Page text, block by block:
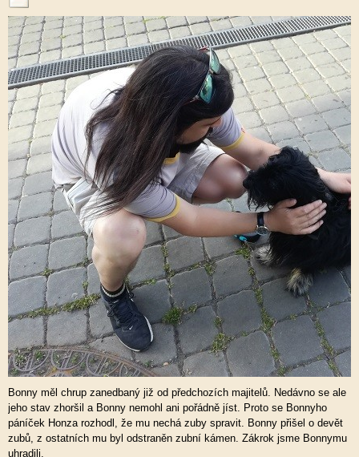
Bonny měl chrup zanedbaný již od předchozích majitelů. Nedávno se ale
jeho stav zhoršil a Bonny nemohl ani pořádně jíst. Proto se Bonnyho
páníček Honza rozhodl, že mu nechá zuby spravit. Bonny přišel o devět
zubů, z ostatních mu byl odstraněn zubní kámen. Zákrok jsme Bonnymu
uhradili.